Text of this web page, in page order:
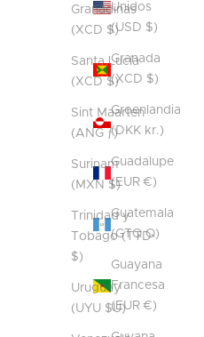
Granadinas
(XCD $)
Santa Lucía
(XCD $)
Sint Maarten
(ANG ƒ)
Surinam
(MXN $)
Trinidad y
Tobago (TTD
$)
Uruguay
(UYU $U)
Unidos
(USD $)
Granada
(XCD $)
Groenlandia
(DKK kr.)
Guadalupe
(EUR €)
Guatemala
(GTQ Q)
Guayana
Francesa
(EUR €)